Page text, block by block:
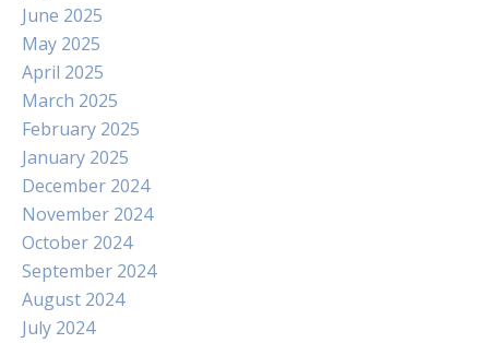
June 2025
May 2025
April 2025
March 2025
February 2025
January 2025
December 2024
November 2024
October 2024
September 2024
August 2024
July 2024